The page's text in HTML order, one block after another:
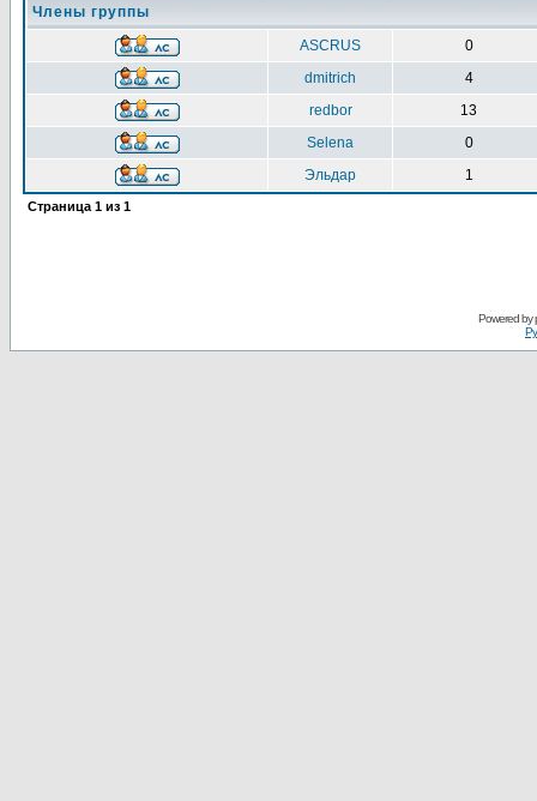
Члены группы
ASCRUS
0
dmitrich
4
redbor
13
Selena
0
Эльдар
1
Страница 1 из 1
Powered by